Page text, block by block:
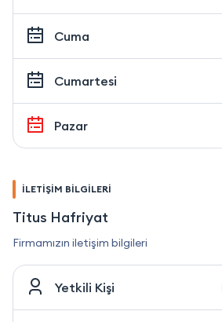
Cuma
Cumartesi
Pazar
İLETİŞİM BİLGİLERİ
Titus Hafriyat
Firmamızın iletişim bilgileri
Yetkili Kişi